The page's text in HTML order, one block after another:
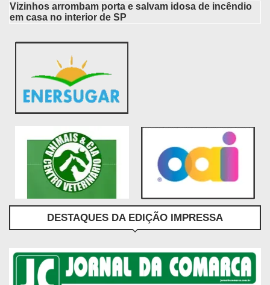
Vizinhos arrombam porta e salvam idosa de incêndio
em casa no interior de SP
DESTAQUES DA EDIÇÃO IMPRESSA